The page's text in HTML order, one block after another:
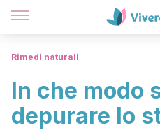
Rimedi naturali
In che modo
depurare lo